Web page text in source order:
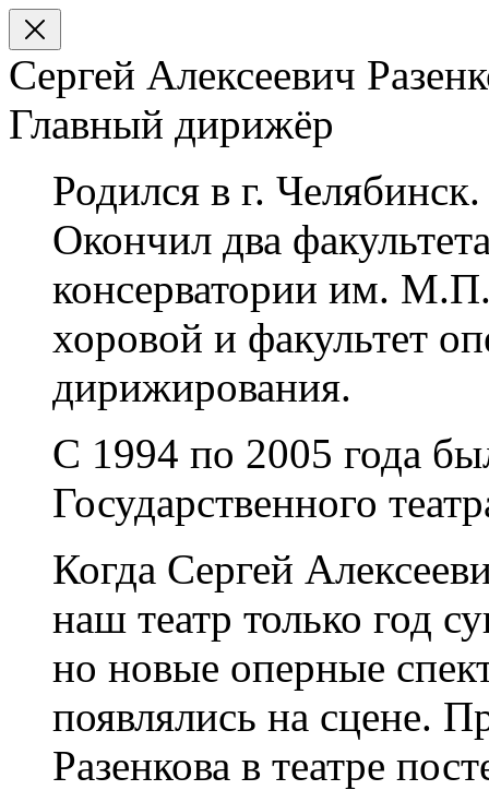
Сергей Алексеевич
Главный дирижёр
Родился в г. Челябинск.
Окончил два
консерватории им.
хоровой и факультет
дирижирования.
С 1994 по 2005 года
Государственного
Когда Сергей
наш театр только год
но новые оперные
появлялись на сцене.
Разенкова в театре